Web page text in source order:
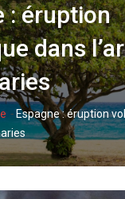
: éruption
dans
- Espagne : éruption